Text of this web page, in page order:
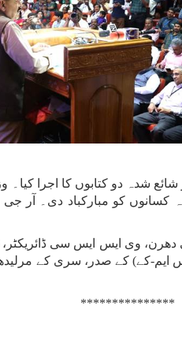
شدہ دو کتابوں کا اجرا کیا۔
کسانوں کو مبارکباد دی۔ آر
وی ایس ایس سی ڈائریکٹر،
ایم-کے) کے صدر، سری کے
***************